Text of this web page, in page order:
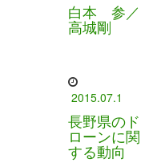
白本 参／
高城剛
2015.07.1
長野県のド
ローンに関
する動向